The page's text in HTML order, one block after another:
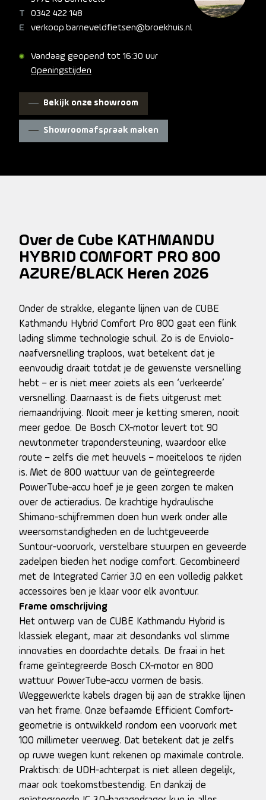
desondanks vol slimme innovaties en doordachte
details. De fraai in het frame geïntegreerde Bosch CX-
basis. Weggewerkte kabels dragen bij aan de strakke
lijnen van het frame. Onze befaamde Efficient Comfort-
millimeter veerweg. Dat betekent dat je zelfs op ruwe
wegen kunt rekenen op maximale controle. Praktisch:
de UDH-achterpat is niet alleen degelijk, maar ook
toekomstbestendig. En dankzij de geïntegreerde IC 3.0-
0342 422 148
verkoop.barneveldfietsen@broekhuis.nl
Vandaag geopend tot 16:30 uur
Openingstijden
Bekijk onze showroom
Showroomafspraak maken
Over de Cube KATHMANDU
HYBRID COMFORT PRO 800
AZURE/BLACK Heren 2026
Onder de strakke, elegante lijnen van de CUBE
Kathmandu Hybrid Comfort Pro 800 gaat een flink
lading slimme technologie schuil. Zo is de Enviolo-
naafversnelling traploos, wat betekent dat je
eenvoudig draait totdat je de gewenste versnelling
hebt – er is niet meer zoiets als een ‘verkeerde’
versnelling. Daarnaast is de fiets uitgerust met
riemaandrijving. Nooit meer je ketting smeren, nooit
meer gedoe. De Bosch CX-motor levert tot 90
newtonmeter trapondersteuning, waardoor elke
route – zelfs die met heuvels – moeiteloos te rijden
is. Met de 800 wattuur van de geïntegreerde
PowerTube-accu hoef je je geen zorgen te maken
over de actieradius. De krachtige hydraulische
Shimano-schijfremmen doen hun werk onder alle
weersomstandigheden en de luchtgeveerde
Suntour-voorvork, verstelbare stuurpen en geveerde
zadelpen bieden het nodige comfort. Gecombineerd
met de Integrated Carrier 3.0 en een volledig pakket
accessoires ben je klaar voor elk avontuur.
Frame omschrijving
Het ontwerp van de CUBE Kathmandu Hybrid is
klassiek elegant, maar zit desondanks vol slimme
innovaties en doordachte details. De fraai in het
frame geïntegreerde Bosch CX-motor en 800
wattuur PowerTube-accu vormen de basis.
Weggewerkte kabels dragen bij aan de strakke lijnen
van het frame. Onze befaamde Efficient Comfort-
geometrie is ontwikkeld rondom een voorvork met
100 millimeter veerweg. Dat betekent dat je zelfs
op ruwe wegen kunt rekenen op maximale controle.
Praktisch: de UDH-achterpat is niet alleen degelijk,
maar ook toekomstbestendig. En dankzij de